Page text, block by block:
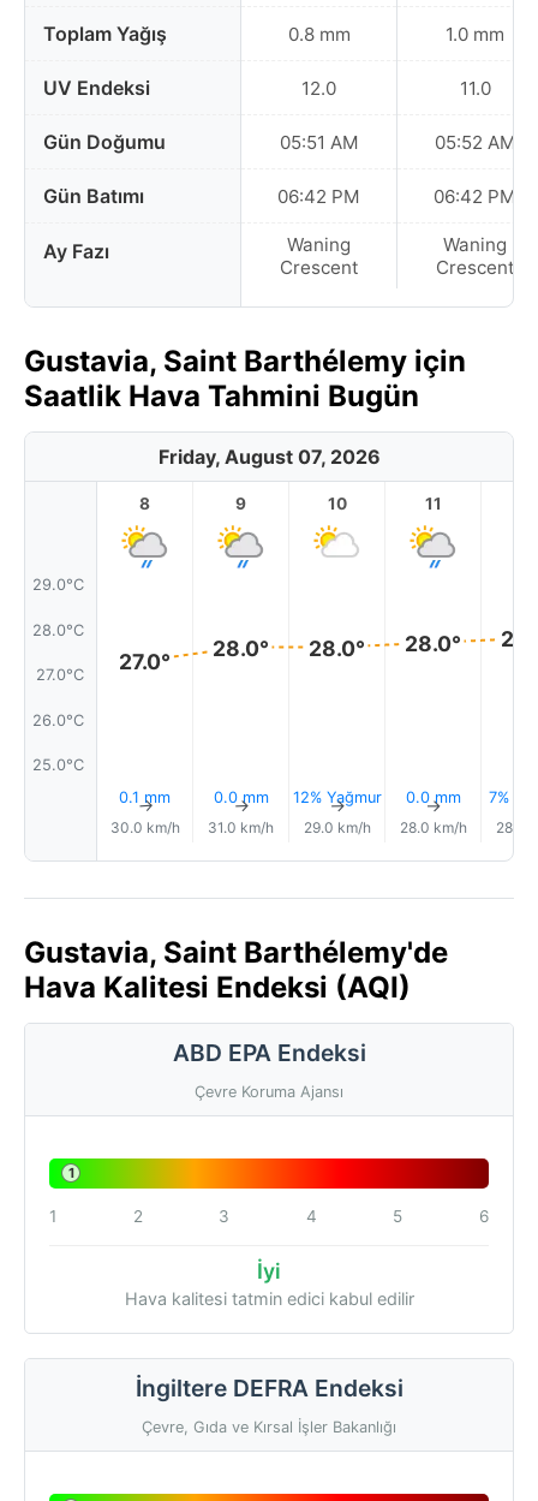
Toplam Yağış
UV Endeksi
Gün Doğumu
Gün Batımı
Ay Fazı
0.8 mm
12.0
05:51 AM
06:42 PM
Waning
Crescent
1.0 mm
11.0
05:52 AM
06:42 PM
Waning
Crescent
Gustavia, Saint Barthélemy için
Saatlik Hava Tahmini Bugün
Friday, August 07, 2026
29.0°C
28.0°C
27.0°C
26.0°C
25.0°C
8
27.0°
0.1 mm
↑
30.0 km/h
9
28.0°
0.0 mm
↑
31.0 km/h
10
28.0°
12% Yağmur
↑
29.0 km/h
11
28.0°
0.0 mm
↑
28.0 km/h
7%
28.0
Gustavia, Saint Barthélemy'de
Hava Kalitesi Endeksi (AQI)
ABD EPA Endeksi
Çevre Koruma Ajansı
1
1 2 3 4 5 6
İyi
Hava kalitesi tatmin edici kabul edilir
İngiltere DEFRA Endeksi
Çevre, Gıda ve Kırsal İşler Bakanlığı